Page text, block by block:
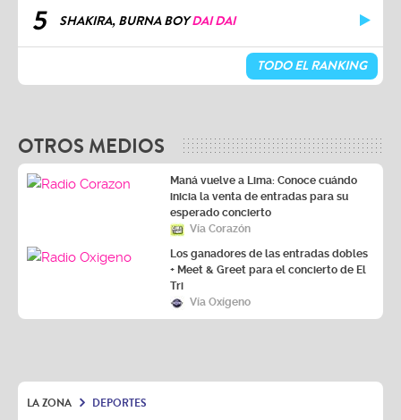
5 SHAKIRA, BURNA BOYDAI DAI
TODO EL RANKING
Maná vuelve a Lima: Conoce cuándo
inicia la venta de entradas para su
esperado concierto
Vía Corazón
Los ganadores de las entradas dobles
+ Meet & Greet para el concierto de El
Tri
Erick Osores se emocionó